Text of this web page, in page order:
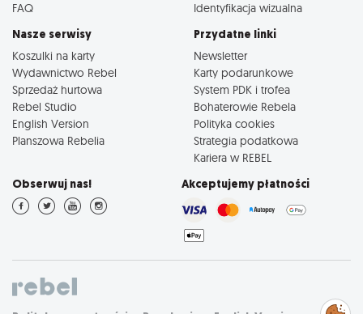
FAQ
Identyfikacja wizualna
Nasze serwisy
Koszulki na karty
Wydawnictwo Rebel
Sprzedaż hurtowa
Rebel Studio
English Version
Planszowa Rebelia
Przydatne linki
Newsletter
Karty podarunkowe
System PDK i trofea
Bohaterowie Rebela
Polityka cookies
Strategia podatkowa
Kariera w REBEL
Obserwuj nas! Akceptujemy płatności
Zarządzaj
preferencjami